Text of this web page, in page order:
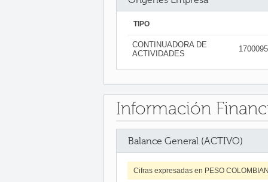
TIPO
CONTINUADORA DE
ACTIVIDADES
Información
Balance General (ACTIVO)
Cifras expresadas en PESO